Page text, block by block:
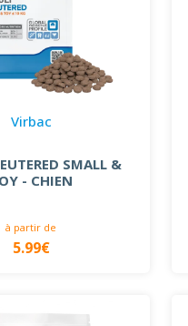
Virbac
SMALL &
- CHIEN
à partir de
5.99€